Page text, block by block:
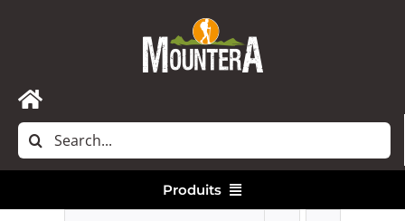
Toggle
Navigation
Accueil
Rechercher:
Produits